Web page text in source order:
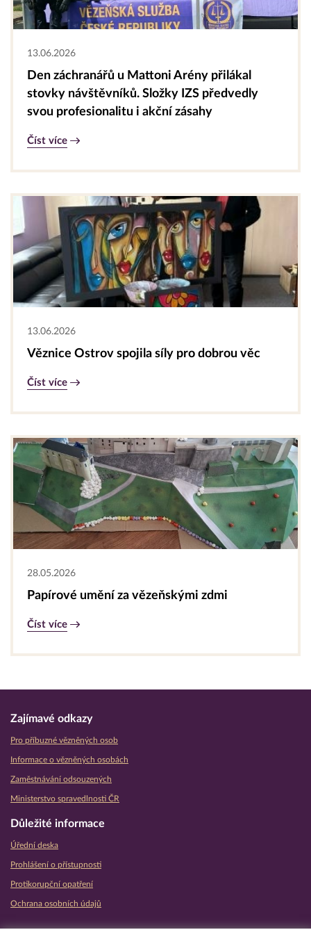
13.06.2026
Den záchranářů u Mattoni Arény přilákal
stovky návštěvníků. Složky IZS předvedly
svou profesionalitu i akční zásahy
Číst více
13.06.2026
Věznice Ostrov spojila síly pro dobrou věc
Číst více
28.05.2026
Papírové umění za vězeňskými zdmi
Číst více
Zajímavé odkazy
Pro příbuzné vězněných osob
Informace o vězněných osobách
Zaměstnávání odsouzených
Ministerstvo spravedlnosti ČR
Důležité informace
Úřední deska
Prohlášení o přístupnosti
Protikorupční opatření
Ochrana osobních údajů